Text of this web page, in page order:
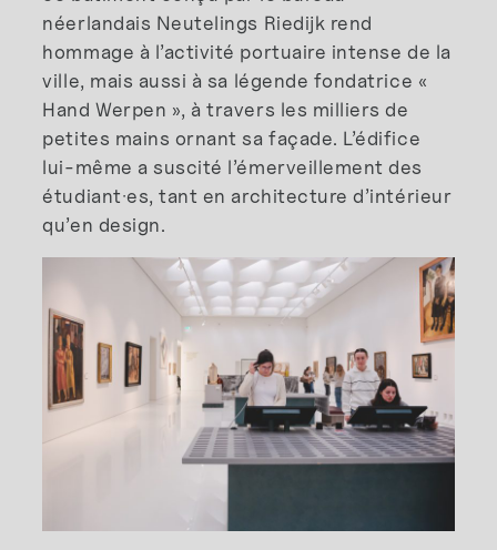
néerlandais Neutelings Riedijk rend
hommage à l’activité portuaire intense de la
ville, mais aussi à sa légende fondatrice «
Hand Werpen », à travers les milliers de
petites mains ornant sa façade. L’édifice
lui-même a suscité l’émerveillement des
étudiant·es, tant en architecture d’intérieur
qu’en design.